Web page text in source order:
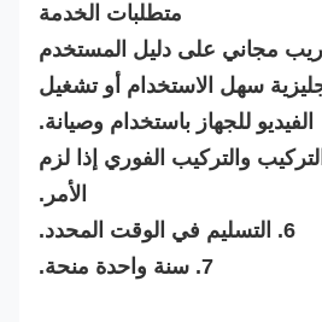
متطلبات الخدمة
سهل الاستخدام أو تشغيل
للجهاز باستخدام وصيانة.
والتركيب الفوري إذا لزم
الأمر.